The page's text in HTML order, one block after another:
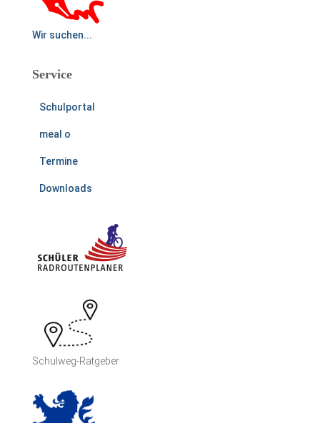
Wir suchen...
Service
Schulportal
meal o
Termine
Downloads
Schulweg-Ratgeber